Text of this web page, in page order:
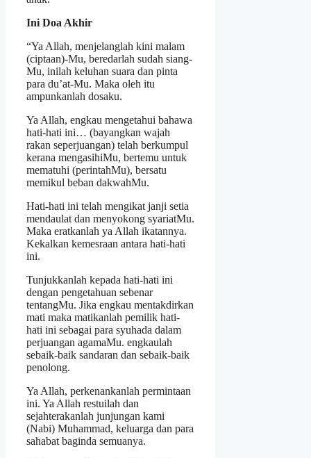
Ini Doa Akhir
“Ya Allah, menjelanglah kini malam
(ciptaan)-Mu, beredarlah sudah siang-
Mu, inilah keluhan suara dan pinta
para du’at-Mu. Maka oleh itu
ampunkanlah dosaku.
Ya Allah, engkau mengetahui bahawa
hati-hati ini… (bayangkan wajah
rakan seperjuangan) telah berkumpul
kerana mengasihiMu, bertemu untuk
mematuhi (perintahMu), bersatu
memikul beban dakwahMu.
Hati-hati ini telah mengikat janji setia
mendaulat dan menyokong syariatMu.
Maka eratkanlah ya Allah ikatannya.
Kekalkan kemesraan antara hati-hati
ini.
Tunjukkanlah kepada hati-hati ini
dengan pengetahuan sebenar
tentangMu. Jika engkau mentakdirkan
mati maka matikanlah pemilik hati-
hati ini sebagai para syuhada dalam
perjuangan agamaMu. engkaulah
sebaik-baik sandaran dan sebaik-baik
penolong.
Ya Allah, perkenankanlah permintaan
ini. Ya Allah restuilah dan
sejahterakanlah junjungan kami
(Nabi) Muhammad, keluarga dan para
sahabat baginda semuanya.